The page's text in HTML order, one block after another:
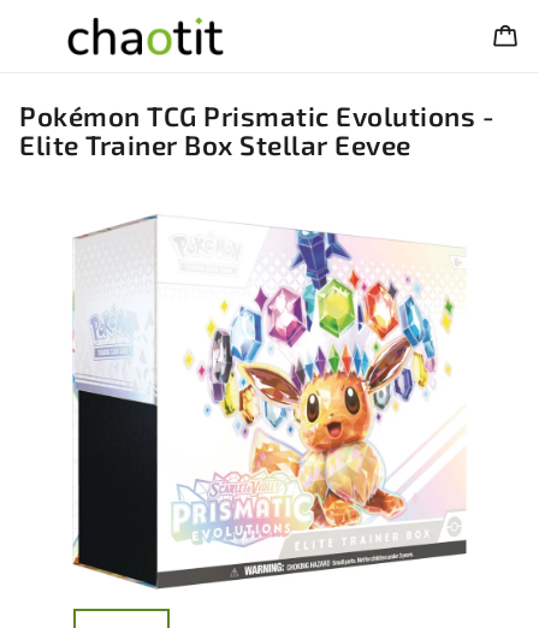
Pokémon TCG Prismatic Evolutions -
Elite Trainer Box Stellar Eevee